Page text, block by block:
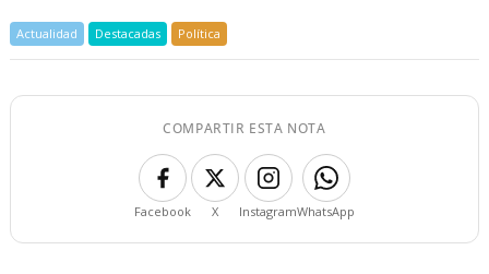
Actualidad Destacadas Política
COMPARTIR ESTA NOTA
Facebook X InstagramWhatsApp